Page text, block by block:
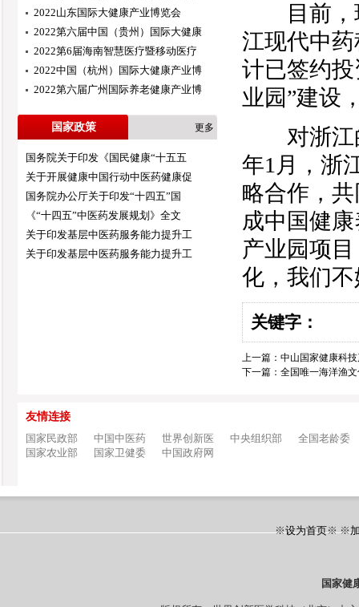
2022山东国际大健康产业博览会
2022第六届中国（贵州）国际大健康
2022第6届海南智慧医疗暨移动医疗
2022中国（杭州）国际大健康产业博
2022第六届广州国际养老健康产业博
国家政策 更多
国务院关于印发《国民健康“十五五
关于开展健康中国行动中医药健康促
国务院办公厅关于印发“十四五”国
《“十四五”中医药发展规划》全文
关于印发基层中医药服务能力提升工
关于印发基层中医药服务能力提升工
目前，现
江现代中
计已签约
业园”建设
对浙江的
年1月，浙
略合作，
成中国健
产业园项
化，我们
关键字：
上一篇： 中山国家健康科
下一篇： 全国唯一海洋渔
友情连接
国家民政部
中国中医药 世界创新医 中央组织部
全国老龄委
国家农业部
国家卫健委 中国政府网
※设为首页※ ※
国家健